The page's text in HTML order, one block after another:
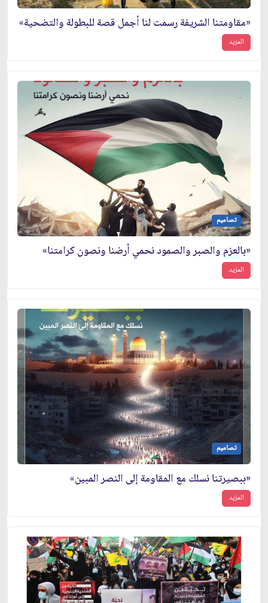
«مقاومتنا الشريفة رسمت لنا أجمل قصة للبطولة والتضحية»
المزيد
تصاميم
«بالعزم والصبر والصمود نحمي أرضنا ونصون كرامتنا»
المزيد
تصاميم
«ببصيرتنا نسلك مع المقاومة إلى النصر المبين»
المزيد